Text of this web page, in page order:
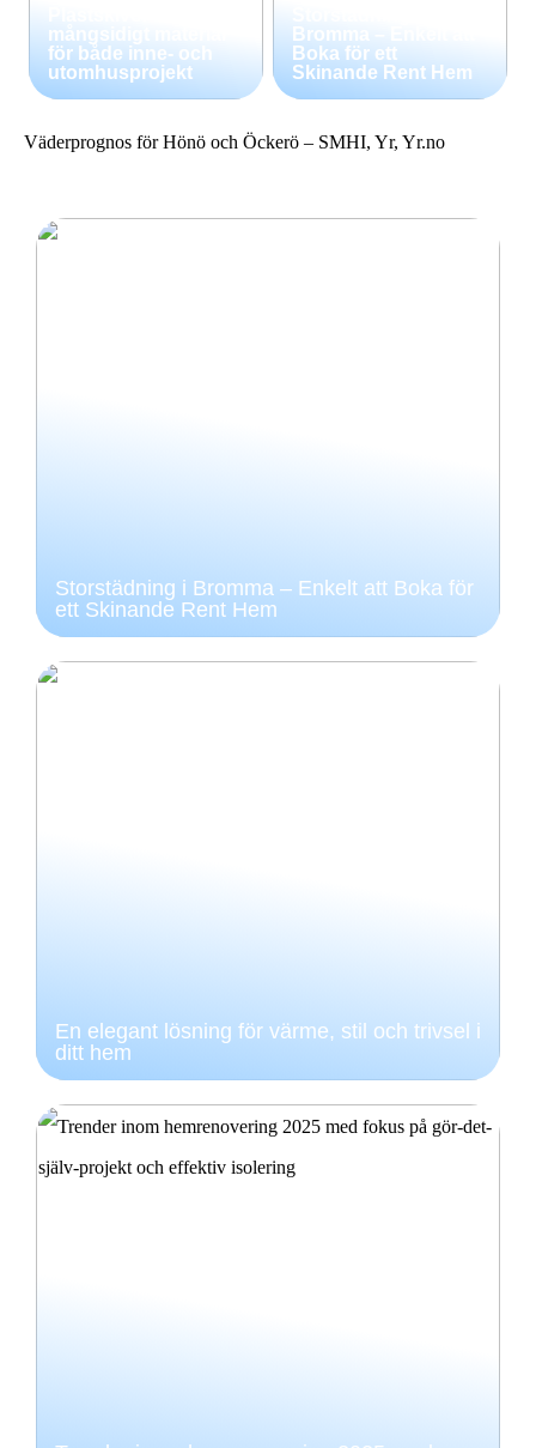
mångsidigt material
för både inne- och
utomhusprojekt
Bromma – Enkelt att
Boka för ett
Skinande Rent Hem
Väderprognos för Hönö och Öckerö – SMHI, Yr, Yr.no
Storstädning i Bromma – Enkelt att Boka för
ett Skinande Rent Hem
En elegant lösning för värme, stil och trivsel i
ditt hem